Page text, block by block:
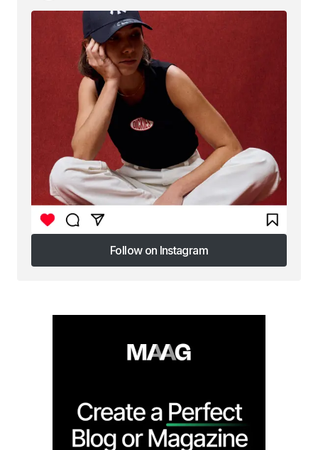
Follow on Instagram
Follow on Instagram